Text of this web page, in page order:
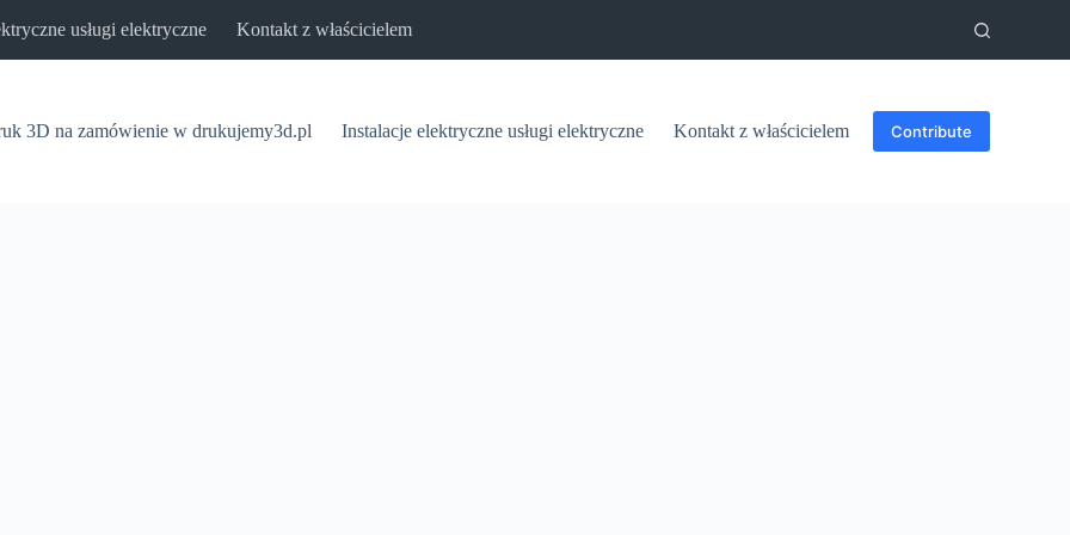
usługi elektryczne Kontakt z właścicielem
3D na zamówienie w drukujemy3d.pl Instalacje elektryczne usługi elektryczne Kontakt z właścicielem Contribute